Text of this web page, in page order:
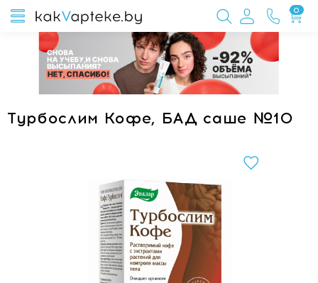
0
Турбослим Кофе, БАД саше №10